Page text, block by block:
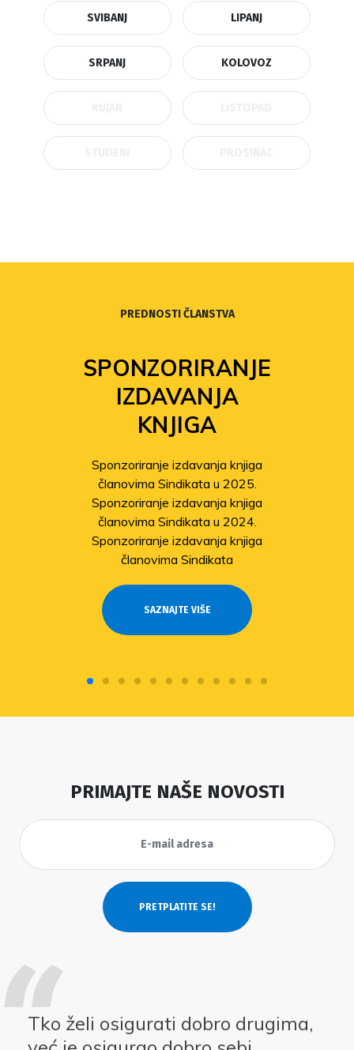
SVIBANJ LIPANJ
SRPANJ KOLOVOZ
PREDNOSTI ČLANSTVA
SPONZORIRANJE
IZDAVANJA
KNJIGA
Sponzoriranje izdavanja knjiga
članovima Sindikata u 2025.
Sponzoriranje izdavanja knjiga
članovima Sindikata u 2024.
Sponzoriranje izdavanja knjiga
članovima Sindikata
SAZNAJTE VIŠE
PRIMAJTE NAŠE NOVOSTI
Tko želi osigurati dobro drugima,